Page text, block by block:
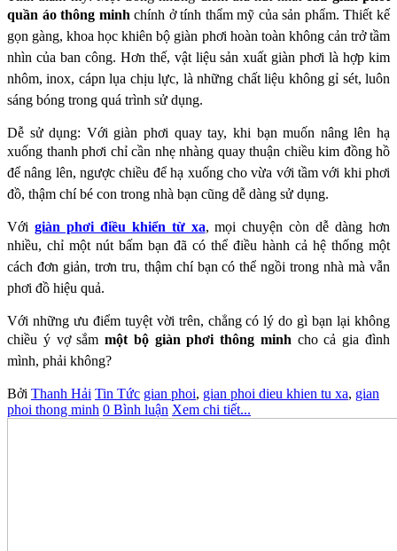
quần áo thông minh chính ởtính thẩm mỹ của sản phẩm. Thiết kế
gọn gàng, khoa học khiên bộ giàn phơi hoàn toàn không cản trở tầm
nhìn của ban công. Hơn thế, vật liệu sản xuất giàn phơi là hợp kim
nhôm, inox, cápnlụa chịu lực, là những chất liệu không gỉ sét, luôn
sáng bóng trong quá trình sử dụng.
Dễ sử dụng: Với giàn phơi quay tay, khi bạn muốn nâng lên hạ
xuống thanh phơi chỉ cần nhẹ nhàng quay thuận chiều kim đồng hồ
để nâng lên, ngược chiều để hạ xuống cho vừa với tầm với khi phơi
đồ, thậm chí bé con trong nhà bạn cũng dễ dàng sử dụng.
Với giàn phơi điều khiển từ xa, mọi chuyện còn dễ dàng hơn
nhiều, chỉ một nút bấm bạn đã có thể điều hành cả hệ thống một
cách đơn giản, trơn tru, thậm chí bạn có thể ngồi trong nhà mà vẫn
phơi đồ hiệu quả.
Với những ưu điểm tuyệt vời trên, chẳng có lý do gì bạn lại không
chiều ý vợ sắm một bộ giàn phơithông minh cho cả gia đình
mình, phải không?
Bởi Thanh Hải Tin Tức gian phoi, gian phoi dieu khien tu xa, gian
phoi thong minh 0 Bình luận Xem chi tiết...